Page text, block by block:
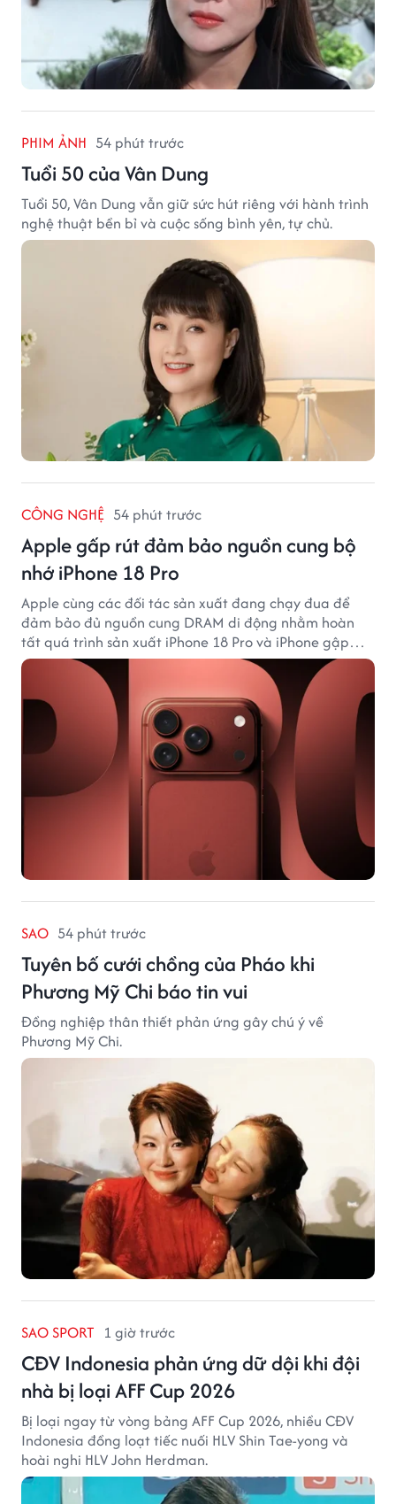
PHIM ẢNH 54 phút trước
Tuổi 50 của Vân Dung
Tuổi 50, Vân Dung vẫn giữ sức hút riêng với hành trình
nghệ thuật bền bỉ và cuộc sống bình yên, tự chủ.
CÔNG NGHỆ 54 phút trước
Apple gấp rút đảm bảo nguồn cung bộ
nhớ iPhone 18 Pro
Apple cùng các đối tác sản xuất đang chạy đua để
đảm bảo đủ nguồn cung DRAM di động nhằm hoàn
tất quá trình sản xuất iPhone 18 Pro và iPhone gập
đầu tiên.
SAO 54 phút trước
Tuyên bố cưới chồng của Pháo khi
Phương Mỹ Chi báo tin vui
Đồng nghiệp thân thiết phản ứng gây chú ý về
Phương Mỹ Chi.
SAO SPORT 1 giờ trước
CĐV Indonesia phản ứng dữ dội khi đội
nhà bị loại AFF Cup 2026
Bị loại ngay từ vòng bảng AFF Cup 2026, nhiều CĐV
Indonesia đồng loạt tiếc nuối HLV Shin Tae-yong và
hoài nghi HLV John Herdman.